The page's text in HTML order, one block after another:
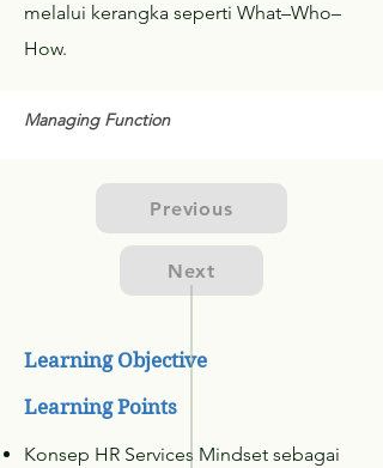
melalui kerangka seperti What–Who–
How.
Managing Function
Previous
Next
Learning Objective
Learning Points
Konsep HR Services Mindset sebagai